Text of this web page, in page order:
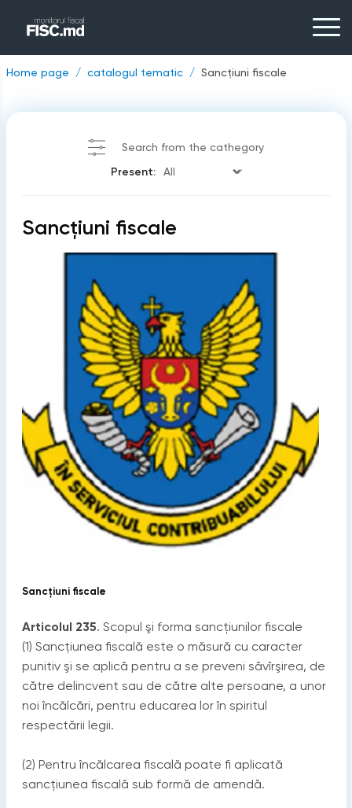
Home page catalogul tematic Sancțiuni fiscale
Search from the cathegory
Present:
Sancțiuni fiscale
Sancțiuni fiscale
Articolul 235. Scopul şi forma sancţiunilor fiscale
(1) Sancţiunea fiscală este o măsură cu caracter
punitiv şi se aplică pentru a se preveni săvîrşirea, de
către delincvent sau de către alte persoane, a unor
noi încălcări, pentru educarea lor în spiritul
respectării legii.
(2) Pentru încălcarea fiscală poate fi aplicată
sancţiunea fiscală sub formă de amendă.